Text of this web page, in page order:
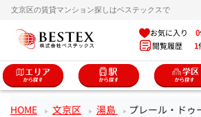
文京区の賃貸マンション探しはベステックスで
お気に入り 0
閲覧履歴 1
HOME 文京区 湯島 プレール・ドゥ